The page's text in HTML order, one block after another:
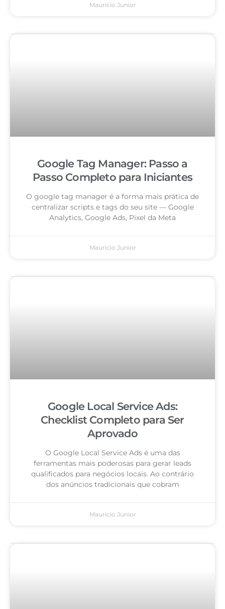
Mauricio Junior
Google Tag Manager: Passo a
Passo Completo para Iniciantes
O google tag manager é a forma mais prática de
centralizar scripts e tags do seu site — Google
Analytics, Google Ads, Pixel da Meta
Mauricio Junior
Google Local Service Ads:
Checklist Completo para Ser
Aprovado
O Google Local Service Ads é uma das
ferramentas mais poderosas para gerar leads
qualificados para negócios locais. Ao contrário
dos anúncios tradicionais que cobram
Mauricio Junior